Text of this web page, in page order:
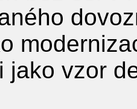
jako vzor